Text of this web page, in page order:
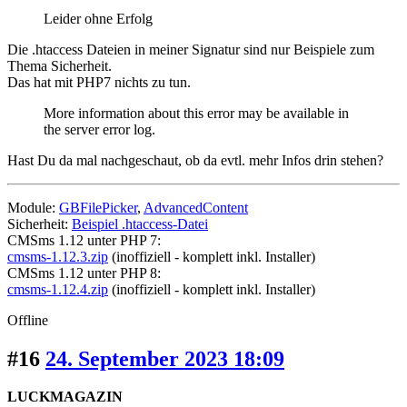
Leider ohne Erfolg
Die .htaccess Dateien in meiner Signatur sind nur Beispiele zum
Thema Sicherheit.
Das hat mit PHP7 nichts zu tun.
More information about this error may be available in
the server error log.
Hast Du da mal nachgeschaut, ob da evtl. mehr Infos drin stehen?
Module: GBFilePicker, AdvancedContent
Sicherheit: Beispiel .htaccess-Datei
CMSms 1.12 unter PHP 7:
cmsms-1.12.3.zip (inoffiziell - komplett inkl. Installer)
CMSms 1.12 unter PHP 8:
cmsms-1.12.4.zip (inoffiziell - komplett inkl. Installer)
Offline
#16 24. September 2023 18:09
LUCKMAGAZIN